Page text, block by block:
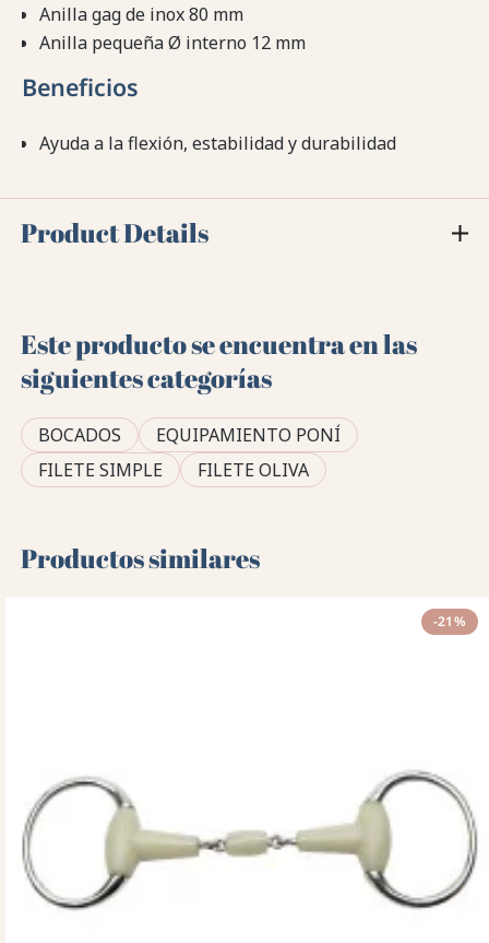
Anilla gag de inox 80 mm
Anilla pequeña Ø interno 12 mm
Beneficios
Ayuda a la flexión, estabilidad y durabilidad
Product Details
Este producto se encuentra en las
siguientes categorías
BOCADOS
EQUIPAMIENTO PONÍ
FILETE SIMPLE
FILETE OLIVA
Productos similares
-21%